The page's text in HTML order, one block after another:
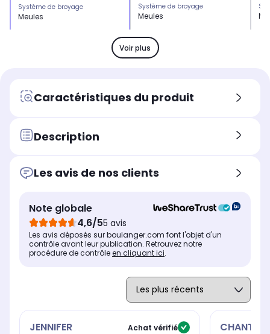
Système de broyage
Meules
Type de fonctionnement
Moulin à café
-
Dimensions l x h x p
Système de broyage
Meules
Bouton marche/arrêt
Oui
Type de fonctionnement
Moulin à café
Voir plus
Caractéristiques du produit
Description
Les avis de nos clients
Note globale
4,6/55 avis
Les avis déposés sur boulanger.com font l'objet d'un
contrôle avant leur publication. Retrouvez notre
procédure de contrôleen cliquant ici.
JENNIFER Achat vérifié CHANTAL